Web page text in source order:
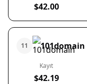
$42.00
11 101domain
Kayıt
$42.19